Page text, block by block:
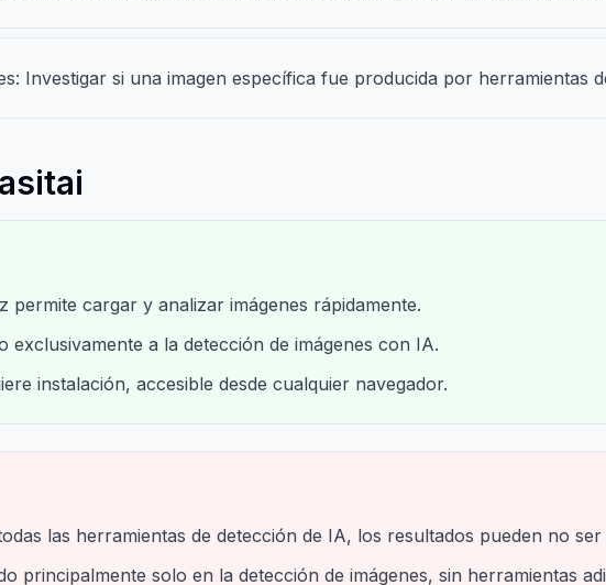
Investigar si una imagen específica fue producida por herramientas
permite cargar y analizar imágenes rápidamente.
exclusivamente a la detección de imágenes con IA.
instalación, accesible desde cualquier navegador.
las herramientas de detección de IA, los resultados pueden no
principalmente solo en la detección de imágenes, sin herramientas